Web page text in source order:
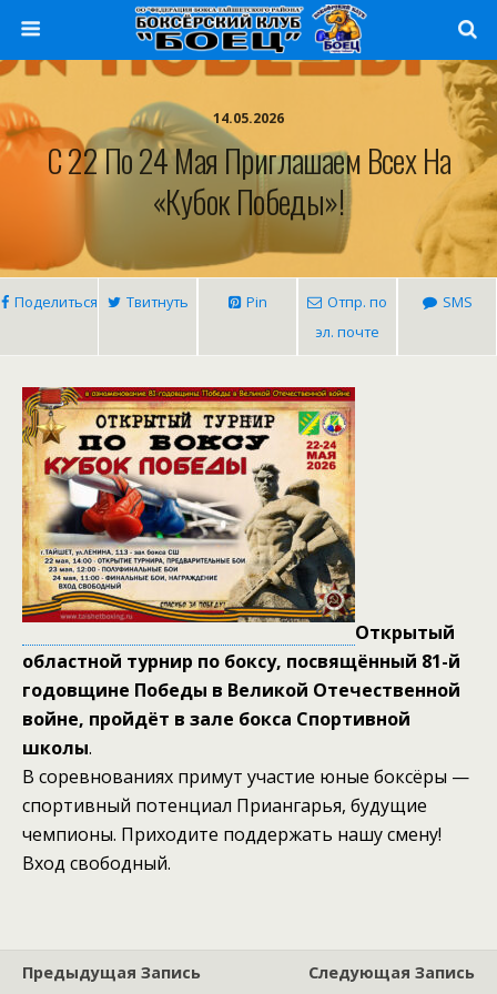
14.05.2026
С 22 По 24 Мая Приглашаем Всех На
«Кубок Победы»!
Поделиться Твитнуть Pin
Отпр. по
эл. почте
SMS
Открытый
областной турнир по боксу, посвящённый 81-й
годовщине Победы в Великой Отечественной
войне, пройдёт в зале бокса Спортивной
школы.
В соревнованиях примут участие юные боксёры —
спортивный потенциал Приангарья, будущие
чемпионы. Приходите поддержать нашу смену!
Вход свободный.
Предыдущая Запись
Следующая Запись